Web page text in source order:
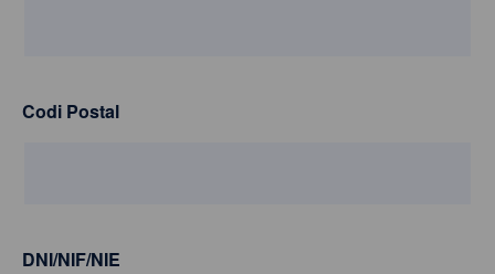
Codi Postal
DNI/NIF/NIE